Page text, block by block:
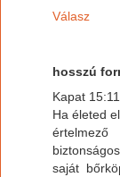
Válasz
hosszú
Kapat 15:11
Ha életed
saját